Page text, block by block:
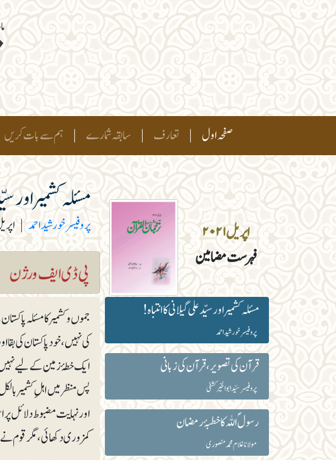
صفحہ اول | تعارف | سابقہ شمارے | ہم سے بات کریں
اپریل ۲۰۲۱
فہرست مضامین
مسئلہ کشمیر اور
پروفیسر خورشید احمد | اپریل
مسئلہ کشمیر اور سیّد علی گیلانی کا انتباہ!
پروفیسر خورشید احمد
قرآن کی تصویر، قرآن کی زبانی
پروفیسر سیّد ابوالخیر کشفی
رسولؐ اللہ کا خطبۂ رمضان
مولانا غلام محمد منصوری
جموں و کشمیر کا مسئلہ
کی نہیں، خود پاکستان کی
ایک خطۂ زمین کے لیے
پس منظر میں اہلِ کشمیر
اور نہایت مضبوط دلائل
کمزوری دکھائی، مگر قوم نے